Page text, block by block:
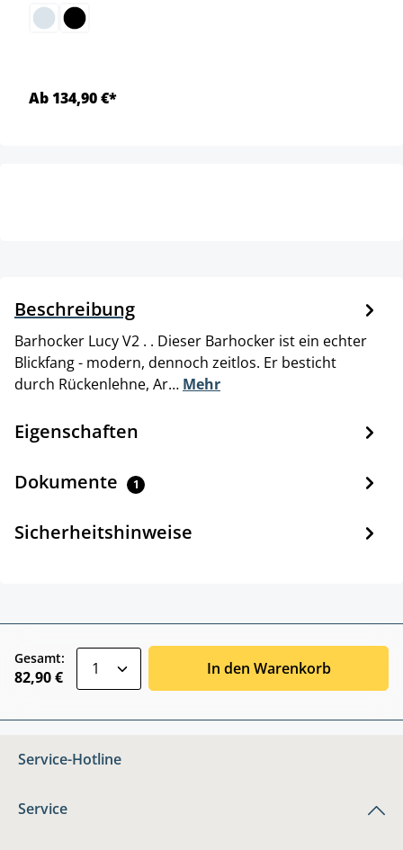
Ab 134,90 €*
Beschreibung
Barhocker Lucy V2 . . Dieser Barhocker ist ein echter
Blickfang - modern, dennoch zeitlos. Er besticht
durch Rückenlehne, Ar… Mehr
Eigenschaften
Dokumente 1
Sicherheitshinweise
Gesamt:
82,90 € In den Warenkorb
Service-Hotline
Service